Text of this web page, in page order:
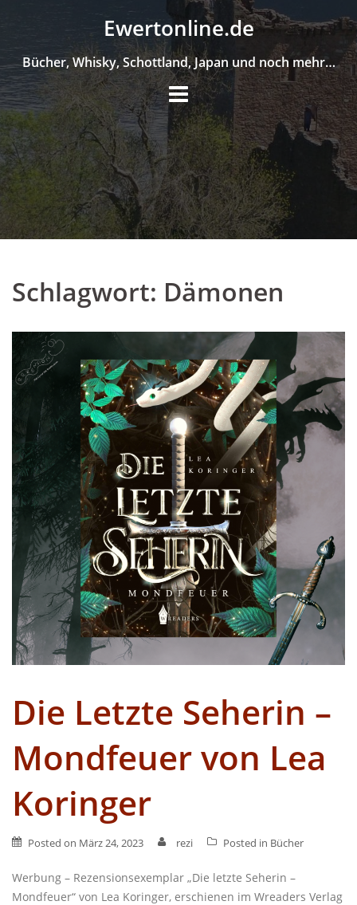
to
Ewertonline.de
Bücher, Whisky, Schottland, Japan und noch mehr…
Schlagwort: Dämonen
Die Letzte Seherin –
Mondfeuer von Lea
Koringer
Posted on März 24, 2023 rezi Posted in Bücher
Werbung – Rezensionsexemplar „Die letzte Seherin –
Mondfeuer“ von Lea Koringer, erschienen im Wreaders Verlag